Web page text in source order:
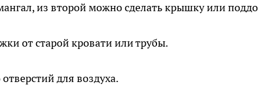
из второй можно сделать крышку или
от старой кровати или трубы.
для воздуха.